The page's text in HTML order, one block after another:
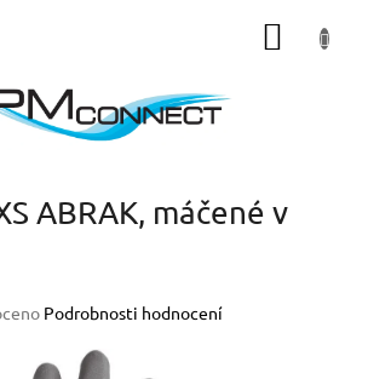
ABRAK, máčené v
Podrobnosti hodnocení